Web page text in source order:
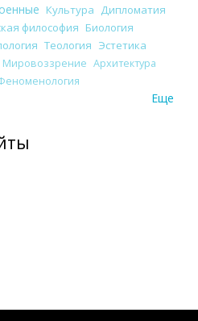
Культура
Дипломатия
философия Биология
Теология Эстетика
Мировоззрение Архитектура
Еще